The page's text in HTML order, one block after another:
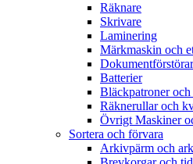
Räknare
Skrivare
Laminering
Märkmaskin och
Batterier
Bläckpatroner och
Räknerullar och
Övrigt Maskiner
Sortera och förvara
Arkivpärm och